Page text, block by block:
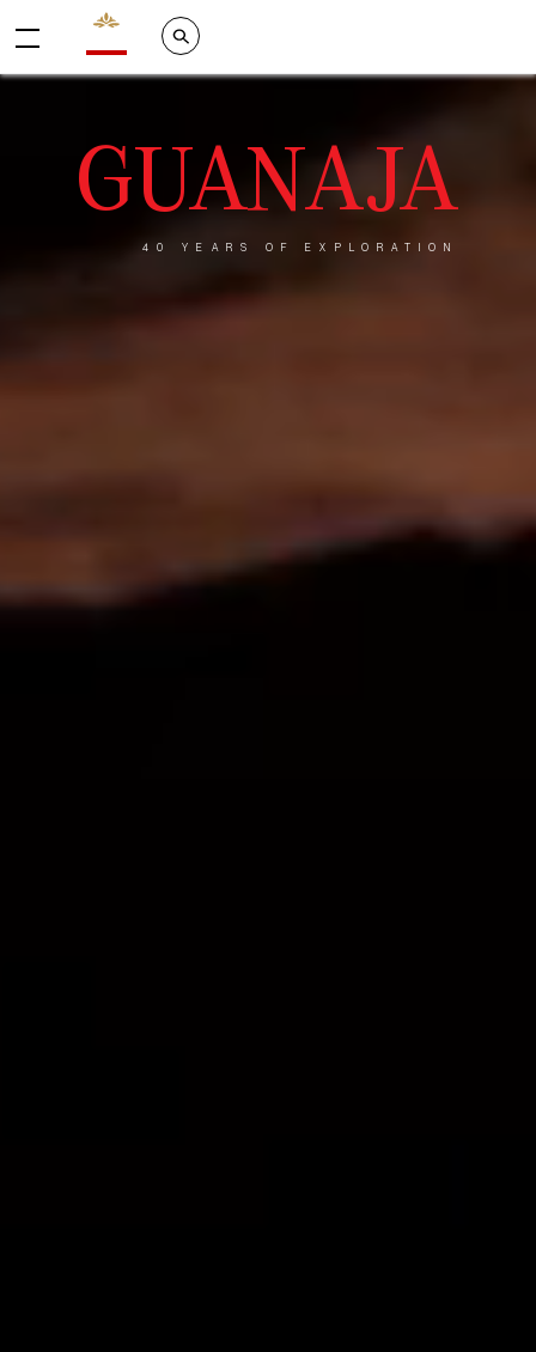
Valrhona - Imaginons le meilleur du chocolat
Search
GUANAJA
40 YEARS OF EXPLORATION